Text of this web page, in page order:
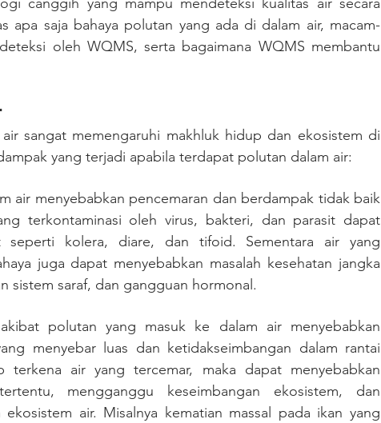
apa saja bahaya polutan yang ada di dalam air, macam-
oleh WQMS, serta bagaimana WQMS membantu
yang terjadi apabila terdapat polutan dalam air:
terkontaminasi oleh virus, bakteri, dan parasit dapat
seperti kolera, diare, dan tifoid. Sementara air yang
juga dapat menyebabkan masalah kesehatan jangka
sistem saraf, dan gangguan hormonal.
menyebar luas dan ketidakseimbangan dalam rantai
terkena air yang tercemar, maka dapat menyebabkan
mengganggu keseimbangan ekosistem, dan
air. Misalnya kematian massal pada ikan yang